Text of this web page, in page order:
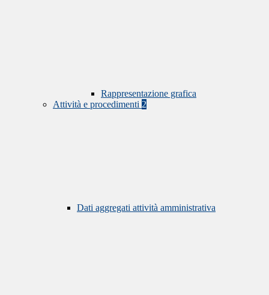
Rappresentazione grafica
Attività e procedimenti 2
Dati aggregati attività amministrativa